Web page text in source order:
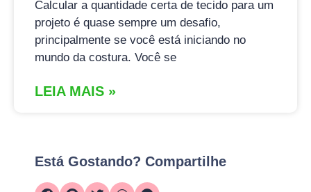
Calcular a quantidade certa de tecido para um
projeto é quase sempre um desafio,
principalmente se você está iniciando no
mundo da costura. Você se
LEIA MAIS »
Está Gostando? Compartilhe